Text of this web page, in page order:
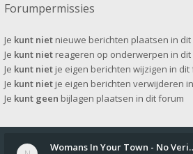
Forumpermissies
Je kunt niet nieuwe berichten plaatsen in
Je kunt niet reageren op onderwerpen in
Je kunt niet je eigen berichten wijzigen in dit
Je kunt niet je eigen berichten verwijderen
Je kunt geen bijlagen plaatsen in dit forum
Womans In Your Town - No